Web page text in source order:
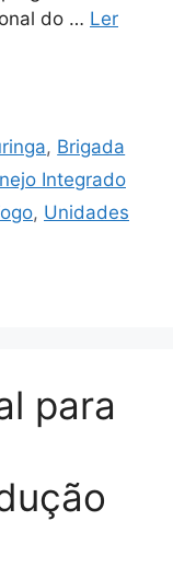
do … Ler
, Brigada
Integrado
, Unidades
para